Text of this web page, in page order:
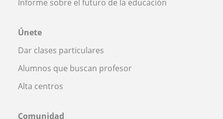
Informe sobre el futuro de la educación
Únete
Dar clases particulares
Alumnos que buscan profesor
Alta centros
Comunidad